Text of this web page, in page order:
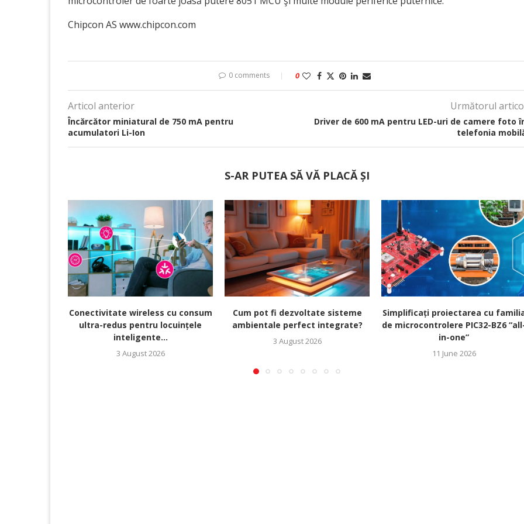
Chipcon AS www.chipcon.com
0 comments 0
Articol anterior
Încărcător miniatural de 750 mA pentru
acumulatori Li-Ion
Următorul
Driver de 600 mA pentru LED-uri de camere foto
telefonia
S-AR PUTEA SĂ VĂ PLACĂ ȘI
Conectivitate wireless cu consum
ultra-redus pentru locuințele
inteligente...
3 August 2026
Cum pot fi dezvoltate sisteme
ambientale perfect integrate?
3 August 2026
Simplificați proiectarea cu
de microcontrolere PIC32-BZ6
in-one”
11 June 2026